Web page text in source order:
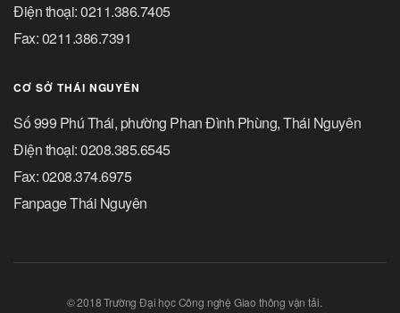
Điện thoại: 0211.386.7405
Fax: 0211.386.7391
CƠ SỞ THÁI NGUYÊN
Số 999 Phú Thái, phường Phan Đình Phùng, Thái Nguyên
Điện thoại: 0208.385.6545
Fax: 0208.374.6975
Fanpage Thái Nguyên
© 2018 Trường Đại học Công nghệ Giao thông vận tải.